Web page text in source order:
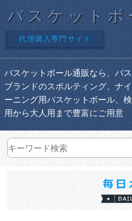
バスケット
代理購入専門サイト
バスケットボール通販なら、バ
ブランドのスポルティング、ナ
ーニング用バスケットボール、
用から大人用まで豊富にご用意